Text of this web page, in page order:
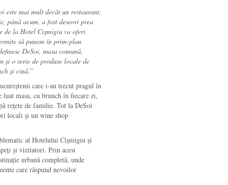
este mai mult decât un restaurant,
până acum, a fost deseori prea
de la Hotel Cișmigiu va oferi
să punem în prim-plan
DeSoi, masa comună,
și o serie de produse locale de
și cină.”
care i-au trecut pragul în
masa, cu brunch în fiecare zi,
rețete de familie. Tot la DeSoi
locali și un wine shop
al Hotelului Cișmigiu și
și vizitatori. Prin acest
urbană completă, unde
care răspund nevoilor